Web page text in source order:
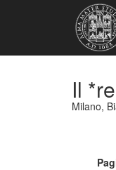
Il
Milano,